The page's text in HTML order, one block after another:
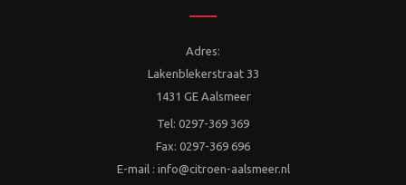
Adres:
Lakenblekerstraat 33
1431 GE Aalsmeer
Tel: 0297-369 369
Fax: 0297-369 696
E-mail : info@citroen-aalsmeer.nl